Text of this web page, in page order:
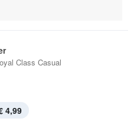
Class Casual
4,99